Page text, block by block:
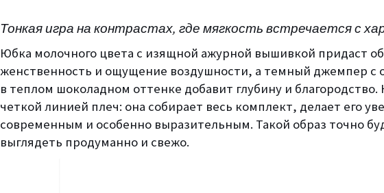
Тонкая игра на контрастах, где мягкость встречается с
Юбка молочного цвета с изящной ажурной вышивкой придаст
женственность и ощущение воздушности, а темный джемпер с
в теплом шоколадном оттенке добавит глубину и благородство.
четкой линией плеч: она собирает весь комплект, делает его
современным и особенно выразительным. Такой образ точно
выглядеть продуманно и свежо.